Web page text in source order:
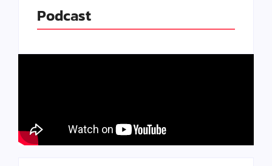
Podcast